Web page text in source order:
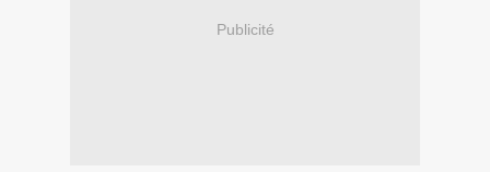
Publicité